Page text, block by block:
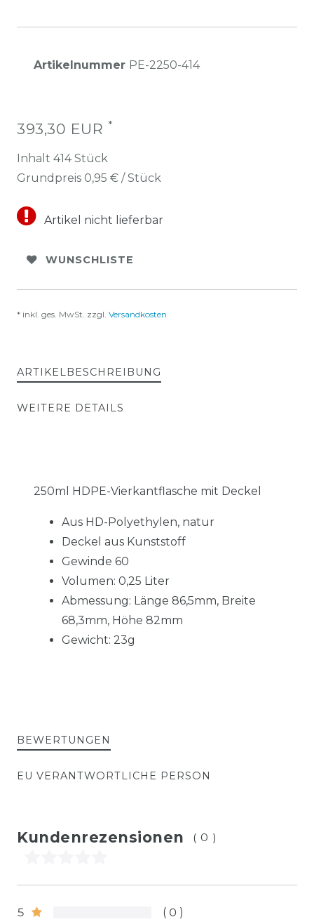
Artikelnummer PE-2250-414
393,30 EUR *
Inhalt 414Stück
Grundpreis 0,95 € / Stück
Artikel nicht lieferbar
WUNSCHLISTE
* inkl. ges. MwSt. zzgl. Versandkosten
ARTIKELBESCHREIBUNG
WEITERE DETAILS
250ml HDPE-Vierkantflasche mit Deckel
Aus HD-Polyethylen, natur
Deckel aus Kunststoff
Gewinde 60
Volumen: 0,25 Liter
Abmessung: Länge 86,5mm, Breite
68,3mm, Höhe 82mm
Gewicht: 23g
BEWERTUNGEN
EU VERANTWORTLICHE PERSON
Kundenrezensionen (0)
5 0